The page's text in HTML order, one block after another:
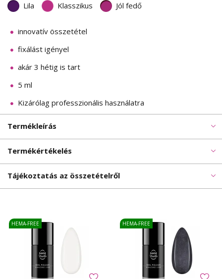
Lila Klasszikus Jól fedő
innovatív összetétel
fixálást igényel
akár 3 hétig is tart
5 ml
Kizárólag professzionális használatra
Termékleírás
Termékértékelés
Tájékoztatás az összetételről
HEMA-FREE HEMA-FREE